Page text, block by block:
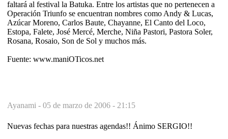
faltará al festival la Batuka. Entre los artistas que no pertenecen a
Operación Triunfo se encuentran nombres como Andy & Lucas,
Azúcar Moreno, Carlos Baute, Chayanne, El Canto del Loco,
Estopa, Falete, José Mercé, Merche, Niña Pastori, Pastora Soler,
Rosana, Rosaio, Son de Sol y muchos más.
Fuente: www.maniOTicos.net
Ayanami - 05 de marzo de 2006 - 21:15
Nuevas fechas para nuestras agendas!! Ánimo SERGIO!!